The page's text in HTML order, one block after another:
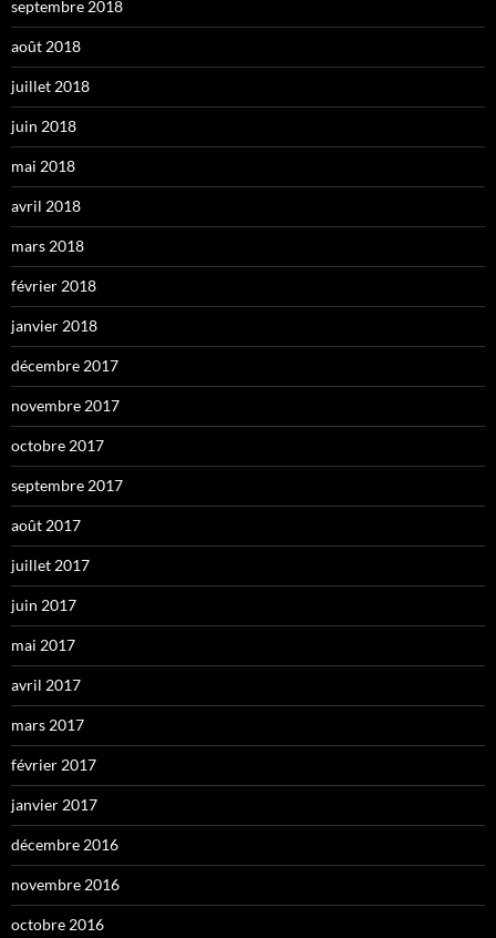
septembre 2018
août 2018
juillet 2018
juin 2018
mai 2018
avril 2018
mars 2018
février 2018
janvier 2018
décembre 2017
novembre 2017
octobre 2017
septembre 2017
août 2017
juillet 2017
juin 2017
mai 2017
avril 2017
mars 2017
février 2017
janvier 2017
décembre 2016
novembre 2016
octobre 2016